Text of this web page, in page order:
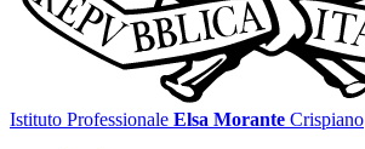
Istituto Professionale Elsa Morante Crispiano